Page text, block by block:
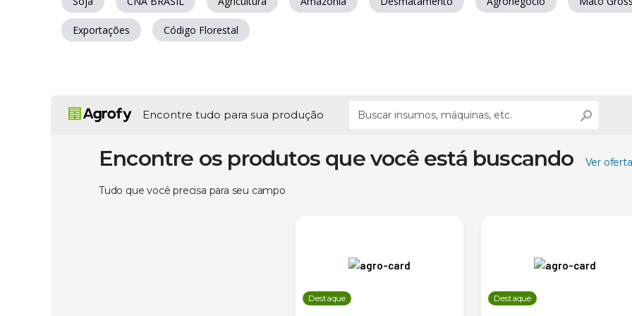
Exportações Código Florestal
Encontre tudo para sua produção
Encontre os produtos que você está buscando Ver
Tudo que você precisa para seu campo
Destaque Destaque